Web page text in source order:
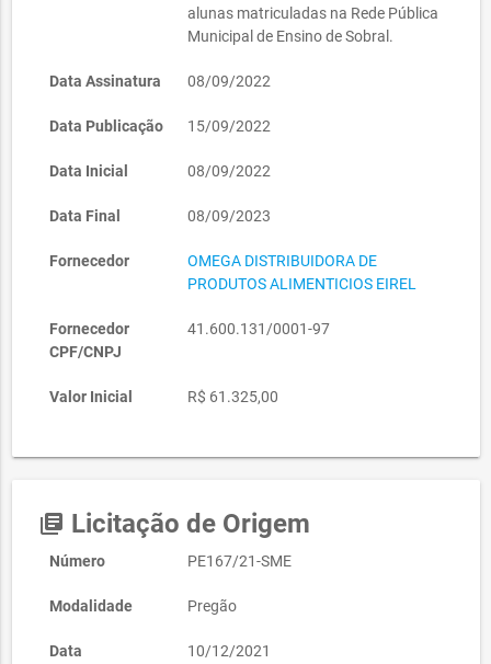
alunas matriculadas na Rede Pública
Municipal de Ensino de Sobral.
Data Assinatura 08/09/2022
Data Publicação 15/09/2022
Data Inicial 08/09/2022
Data Final 08/09/2023
Fornecedor
OMEGA DISTRIBUIDORA DE
PRODUTOS ALIMENTICIOS EIREL
Fornecedor
CPF/CNPJ
41.600.131/0001-97
Valor Inicial R$ 61.325,00
library_books Licitação de Origem
Número PE167/21-SME
Modalidade Pregão
Data
10/12/2021